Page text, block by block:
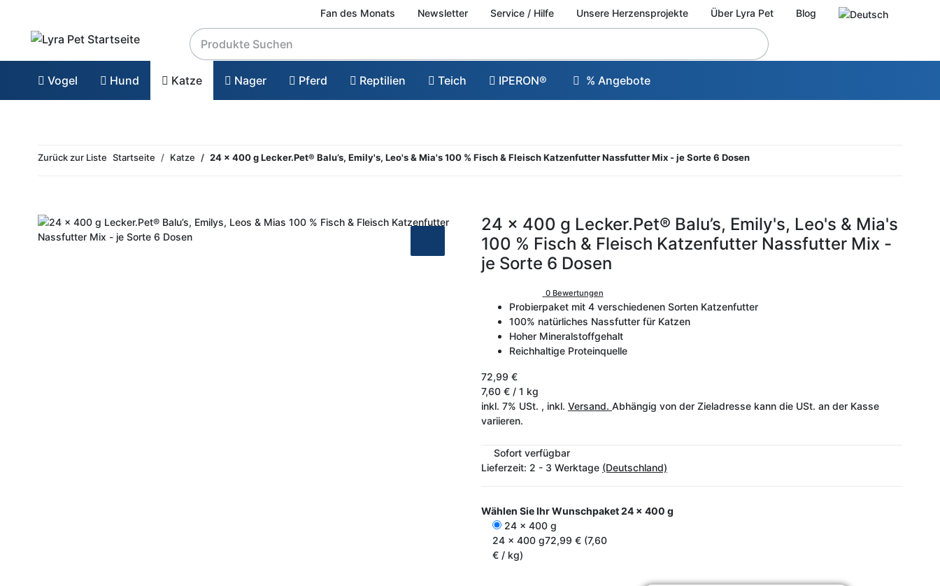
Fan des Monats Newsletter Service / Hilfe Unsere Herzensprojekte Über Lyra Pet Blog
Vogel Hund Katze Nager Pferd Reptilien Teich IPERON® % Angebote
Zurück zur Liste Startseite Katze 24 x 400 g Lecker.Pet® Balu’s, Emily's, Leo's & Mia's 100 % Fisch & Fleisch Katzenfutter Nassfutter Mix - je Sorte 6 Dosen
24 x 400 g Lecker.Pet® Balu’s, Emily's, Leo's & Mia's
100 % Fisch & Fleisch Katzenfutter Nassfutter Mix -
je Sorte 6 Dosen
0 Bewertungen
Probierpaket mit 4 verschiedenen Sorten Katzenfutter
100% natürliches Nassfutter für Katzen
Hoher Mineralstoffgehalt
Reichhaltige Proteinquelle
72,99 €
7,60 € / 1 kg
inkl. 7% USt. , inkl. Versand. Abhängig von der Zieladresse kann die USt. an der Kasse
variieren.
Sofort verfügbar
Lieferzeit: 2 - 3 Werktage (Deutschland)
Wählen Sie Ihr Wunschpaket24 x 400 g
24 x 400 g
24 x 400 g72,99 € (7,60
€ / kg)